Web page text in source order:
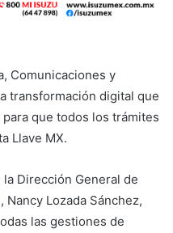
Comunicaciones y
transformación digital que
que todos los trámites
Llave MX.
Dirección General de
Lozada Sánchez,
las gestiones de